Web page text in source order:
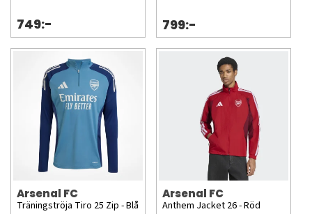
749:- 799:-
Arsenal FC
Träningströja Tiro 25 Zip - Blå
Arsenal FC
Anthem Jacket 26 - Röd